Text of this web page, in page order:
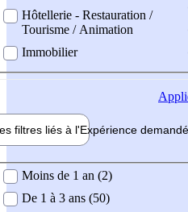
Hôtellerie - Restauration /
Tourisme / Animation
Immobilier
filtres liés à l'Expérience
demandée
Moins de 1 an (2)
De 1 à 3 ans (50)